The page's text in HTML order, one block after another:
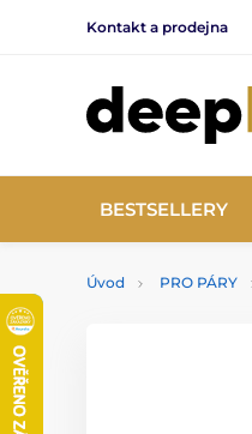
Kontakt a prodejna
BESTSELLERY
Úvod PRO PÁRY